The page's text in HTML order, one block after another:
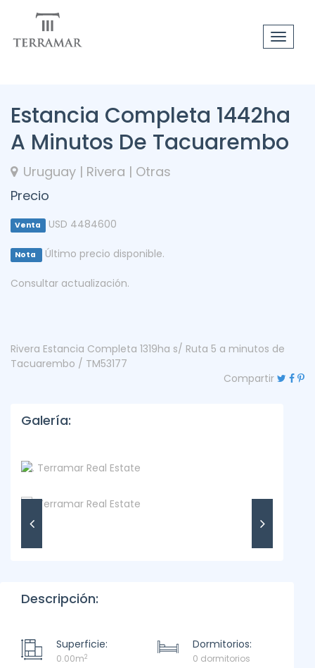
Toggle
Estancia Completa 1442ha
A Minutos De Tacuarembo
Uruguay | Rivera | Otras
Precio
Venta USD 4484600
Nota Último precio disponible.
Consultar actualización.
Rivera Estancia Completa 1319ha s/ Ruta 5 a minutos de
Tacuarembo / TM53177
Compartir
Galería:
Descripción:
Superficie:
0.00m2
Dormitorios:
0 dormitorios